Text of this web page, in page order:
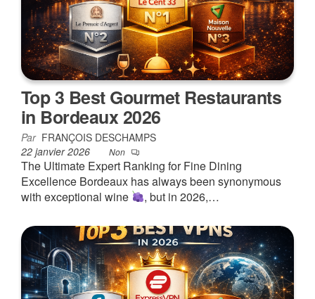
Top 3 Best Gourmet Restaurants
in Bordeaux 2026
Par FRANÇOIS DESCHAMPS
22 janvier 2026
Non
The Ultimate Expert Ranking for Fine Dining
Excellence Bordeaux has always been synonymous
with exceptional wine
, but in 2026,…